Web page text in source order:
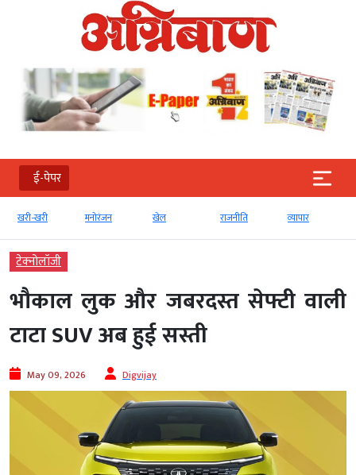
ई-पेपर
खरी-खरी मनोरंजन खेल राजनीति व्‍यापार
टेक्‍नोलॉजी
भौकाल लुक और जबरदस्त सेफ्टी वाली
टाटा SUV अब हुई सस्ती
May 09, 2026 Digvijay